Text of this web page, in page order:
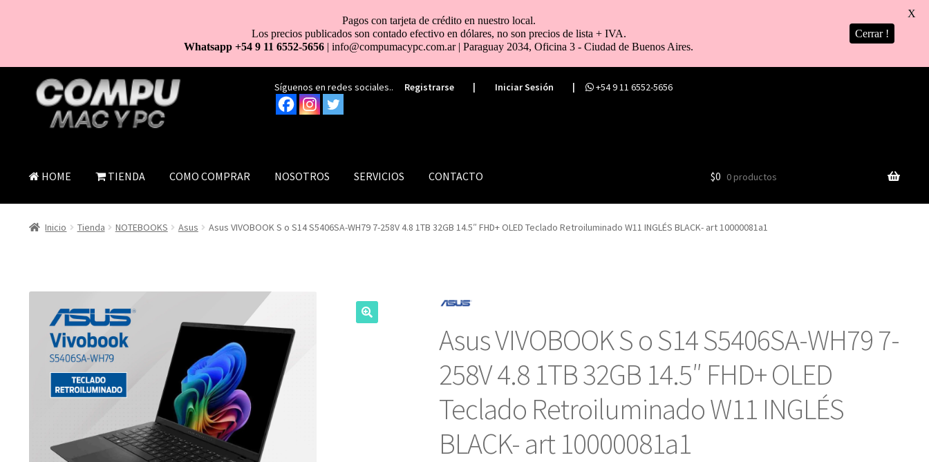
navegación
al
contenido
Síguenos en redes sociales.. Registrarse | Iniciar Sesión | +54 9 11 6552-5656
HOME TIENDA COMO COMPRAR NOSOTROS SERVICIOS CONTACTO $0 0 productos
Inicio Tienda NOTEBOOKS Asus Asus VIVOBOOK S o S14 S5406SA-WH79 7-258V 4.8 1TB 32GB 14.5″ FHD+ OLED Teclado Retroiluminado W11 INGLÉS BLACK- art 10000081a1
Asus VIVOBOOK S o S14 S5406SA-WH79 7-
258V 4.8 1TB 32GB 14.5″ FHD+ OLED
Teclado Retroiluminado W11 INGLÉS
BLACK- art 10000081a1
Pagos con tarjeta de crédito en nuestro local.
Los precios publicados son contado efectivo en dólares, no son precios de lista + IVA.
Whatsapp +54 9 11 6552-5656 | info@compumacypc.com.ar | Paraguay 2034, Oficina 3 - Ciudad de Buenos Aires.
Cerrar !
X